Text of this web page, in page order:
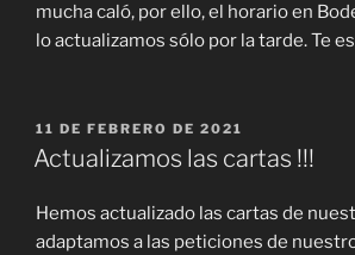
mucha caló, por ello, el horario en
lo actualizamos sólo por la tarde. Te
PUBLICADO
EL
11 DE FEBRERO DE 2021
Actualizamos las cartas !!!
Hemos actualizado las cartas de
adaptamos a las peticiones de